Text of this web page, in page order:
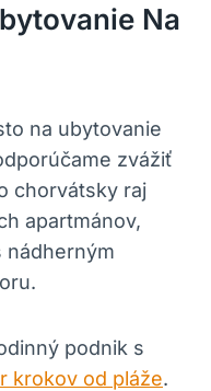
Na
na ubytovanie
zvážiť
chorvátsky raj
apartmánov,
nádherným
podnik s
krokov od pláže.